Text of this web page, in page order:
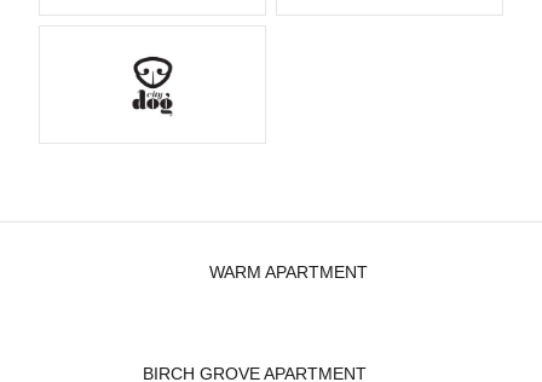
WARM APARTMENT
BIRCH GROVE APARTMENT